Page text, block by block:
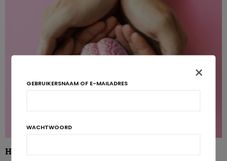
Homocysteïne: doelwit bij een beroerte?
×
GEBRUIKERSNAAM OF E-MAILADRES
WACHTWOORD